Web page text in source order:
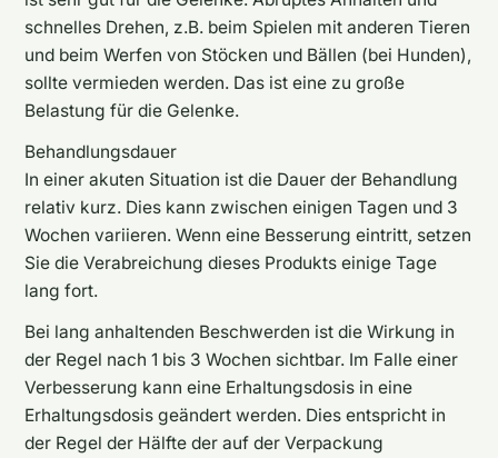
schnelles Drehen, z.B. beim Spielen mit anderen Tieren
und beim Werfen von Stöcken und Bällen (bei Hunden),
sollte vermieden werden. Das ist eine zu große
Belastung für die Gelenke.
Behandlungsdauer
In einer akuten Situation ist die Dauer der Behandlung
relativ kurz. Dies kann zwischen einigen Tagen und 3
Wochen variieren. Wenn eine Besserung eintritt, setzen
Sie die Verabreichung dieses Produkts einige Tage
lang fort.
Bei lang anhaltenden Beschwerden ist die Wirkung in
der Regel nach 1 bis 3 Wochen sichtbar. Im Falle einer
Verbesserung kann eine Erhaltungsdosis in eine
Erhaltungsdosis geändert werden. Dies entspricht in
der Regel der Hälfte der auf der Verpackung